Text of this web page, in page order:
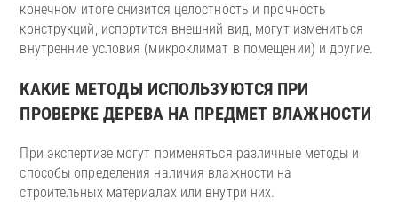
конечном итоге снизится целостность и прочность
конструкций, испортится внешний вид, могут измениться
внутренние условия (микроклимат в помещении) и другие.
КАКИЕ МЕТОДЫ ИСПОЛЬЗУЮТСЯ ПРИ
ПРОВЕРКЕ ДЕРЕВА НА ПРЕДМЕТ ВЛАЖНОСТИ
При экспертизе могут применяться различные методы и
способы определения наличия влажности на
строительных материалах или внутри них.